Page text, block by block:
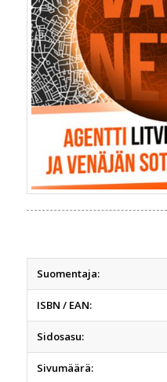
Suomentaja:
ISBN / EAN:
Sidosasu:
Sivumäärä: